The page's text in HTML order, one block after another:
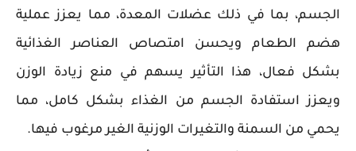
الجسم، بما في ذلك عضلات المعدة، مما يعزز عملية
هضم الطعام ويحسن امتصاص العناصر الغذائية
بشكل فعال، هذا التأثير يسهم في منع زيادة الوزن
ويعزز استفادة الجسم من الغذاء بشكل كامل، مما
يحمي من السمنة والتغيرات الوزنية الغير مرغوب فيها.